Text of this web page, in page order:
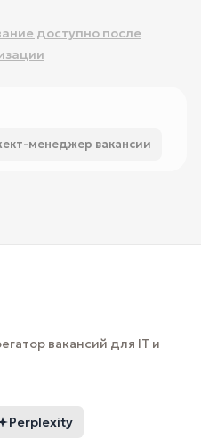
доступно после
менеджер вакансии
вакансий для IT и
Perplexity